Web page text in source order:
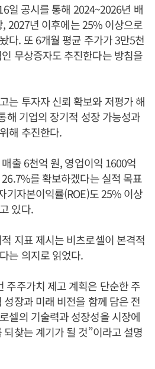
일 공시를 통해 2024~2026년 배
2027년 이후에는 25% 이상으로
다. 또 6개월 평균 주가가 3만5천
무상증자도 추진한다는 방침을
는 투자자 신뢰 확보와 저평가 해
해 기업의 장기적 성장 가능성과
해 추진한다.
출 6천억 원, 영업이익 1600억
를 확보하겠다는 실적 목표
기자본이익률(ROE)도 25% 이상
있다.
지표 제시는 비츠로셀이 본격적
는 의지로 읽었다.
주주가치 제고 계획은 단순한 주
장과 미래 비전을 함께 담은 전
셀의 기술력과 성장성을 시장에
찾는 계기가 될 것”이라고 설명